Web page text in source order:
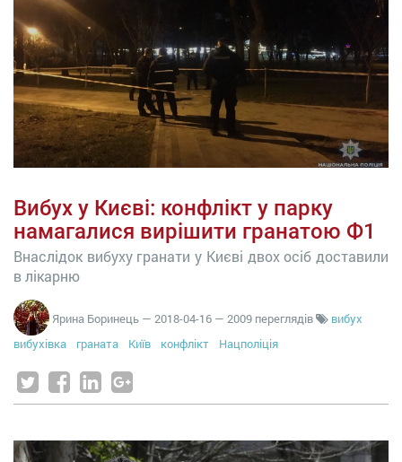
Вибух у Києві: конфлікт у парку
намагалися вирішити гранатою Ф1
Внаслідок вибуху гранати у Києві двох осіб доставили
в лікарню
Ярина Боринець — 2018-04-16 — 2009 переглядів
вибух
вибухівка
граната Київ конфлікт Нацполіція